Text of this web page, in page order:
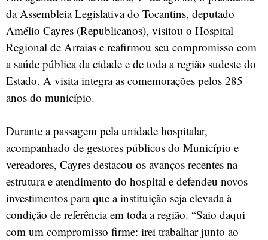
da Assembleia Legislativa do Tocantins, deputado
Amélio Cayres (Republicanos), visitou o Hospital
Regional de Arraias e reafirmou seu compromisso com
a saúde pública da cidade e de toda a região sudeste do
Estado. A visita integra as comemorações pelos 285
anos do município.
Durante a passagem pela unidade hospitalar,
acompanhado de gestores públicos do Município e
vereadores, Cayres destacou os avanços recentes na
estrutura e atendimento do hospital e defendeu novos
investimentos para que a instituição seja elevada à
condição de referência em toda a região. “Saio daqui
com um compromisso firme: irei trabalhar junto ao